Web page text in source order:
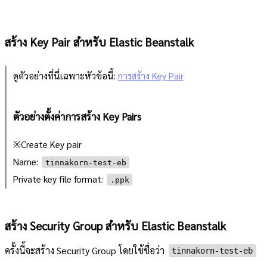
สร้าง Key Pair สำหรับ Elastic Beanstalk
ดูตัวอย่างที่นี่เฉพาะหัวข้อนี้: การสร้าง Key Pair
ตัวอย่างตั้งค่าการสร้าง Key Pairs
※Create Key pair
Name:
tinnakorn-test-eb
Private key file format: .ppk
สร้าง Security Group สำหรับ Elastic Beanstalk
ครั้งนี้จะสร้าง Security Group โดยใช้ชื่อว่า tinnakorn-test-eb